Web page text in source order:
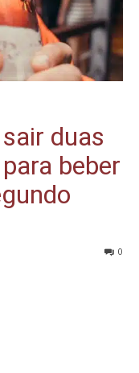
duas
beber
0